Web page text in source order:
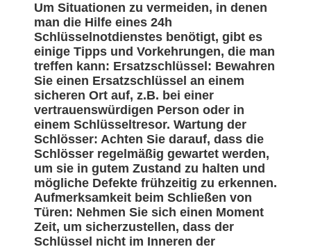
Um Situationen zu vermeiden, in denen
man die Hilfe eines 24h
Schlüsselnotdienstes benötigt, gibt es
einige Tipps und Vorkehrungen, die man
treffen kann: Ersatzschlüssel: Bewahren
Sie einen Ersatzschlüssel an einem
sicheren Ort auf, z.B. bei einer
vertrauenswürdigen Person oder in
einem Schlüsseltresor. Wartung der
Schlösser: Achten Sie darauf, dass die
Schlösser regelmäßig gewartet werden,
um sie in gutem Zustand zu halten und
mögliche Defekte frühzeitig zu erkennen.
Aufmerksamkeit beim Schließen von
Türen: Nehmen Sie sich einen Moment
Zeit, um sicherzustellen, dass der
Schlüssel nicht im Inneren der